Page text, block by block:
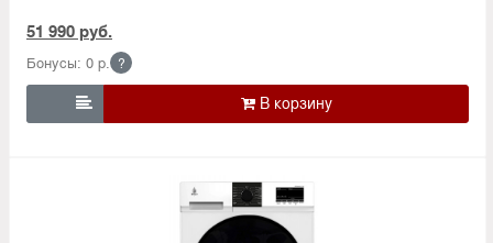
51 990 руб.
Бонусы: 0 р. ?
